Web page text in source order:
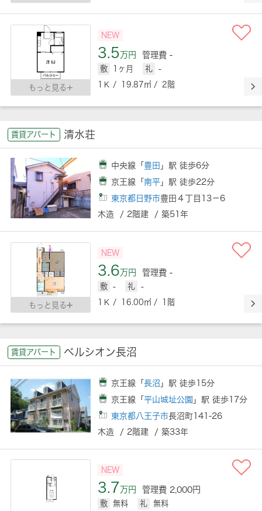
もっと見る
NEW
3.5万円 管理費 -
敷 1ヶ月 礼
-
1Ｋ / 19.87㎡ / 2階
賃貸アパート 清水荘
中央線「 豊田 」駅 徒歩6分
京王線「南平 」駅 徒歩22分
東京都日野市豊田４丁目13－6
木造 / 2階建 / 築51年
もっと見る
NEW
3.6万円 管理費 -
敷 - 礼
-
1Ｋ / 16.00㎡ / 1階
賃貸アパート ベルシオン長沼
京王線「長沼 」駅 徒歩15分
京王線「平山城址公園 」駅 徒歩17分
東京都八王子市長沼町141-26
木造 / 2階建 / 築33年
NEW
3.7万円 管理費 2,000円
敷 無料 礼
無料